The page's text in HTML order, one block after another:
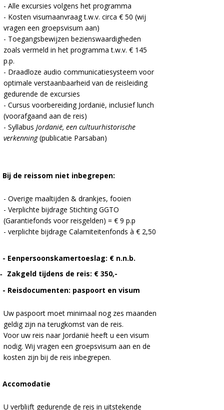
- Alle excursies volgens het programma
- Kosten visumaanvraag t.w.v. circa € 50 (wij
vragen een groepsvisum aan)
- Toegangsbewijzen bezienswaardigheden
zoals vermeld in het programma t.w.v. € 145
p.p.
- Draadloze audio communicatiesysteem voor
optimale verstaanbaarheid van de reisleiding
gedurende de excursies
- Cursus voorbereiding Jordanië, inclusief lunch
(voorafgaand aan de reis)
- Syllabus Jordanië, een cultuurhistorische
verkenning(publicatie Parsaban)
Bij de reissom niet inbegrepen:
- Overige maaltijden & drankjes, fooien
- Verplichte bijdrage Stichting GGTO
(Garantiefonds voor reisgelden) = € 9 p.p
- verplichte bijdrage Calamiteitenfonds à € 2,50
- Eenpersoonskamertoeslag: € n.n.b.
-
Zakgeld tijdens de reis: € 350,-
- Reisdocumenten: paspoort en visum
Uw paspoort moet minimaal nog zes maanden
geldig zijn na terugkomst van de reis.
Voor uw reis naar Jordanië heeft u een visum
nodig. Wij vragen een groepsvisum aan en de
kosten zijn bij de reis inbegrepen.
Accomodatie
U verblijft gedurende de reis in uitstekende